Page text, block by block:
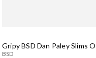
Gripy BSD Dan Paley Slims
BSD